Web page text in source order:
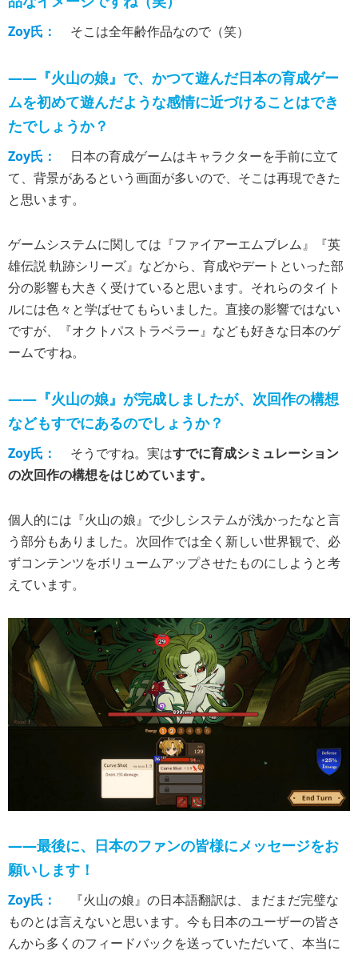
Zoy氏： そこは全年齢作品なので（笑）
――『火山の娘』で、かつて遊んだ日本の育成ゲー
ムを初めて遊んだような感情に近づけることはでき
たでしょうか？
Zoy氏：
日本の育成ゲームはキャラクターを手前に立て
て、背景があるという画面が多いので、そこは再現できた
と思います。
ゲームシステムに関しては『ファイアーエムブレム』『英
雄伝説 軌跡シリーズ』などから、育成やデートといった部
分の影響も大きく受けていると思います。それらのタイト
ルには色々と学ばせてもらいました。直接の影響ではない
ですが、『オクトパストラベラー』なども好きな日本のゲ
ームですね。
――『火山の娘』が完成しましたが、次回作の構想
などもすでにあるのでしょうか？
Zoy氏： そうですね。実はすでに育成シミュレーション
の次回作の構想をはじめています。
個人的には『火山の娘』で少しシステムが浅かったなと言
う部分もありました。次回作では全く新しい世界観で、必
ずコンテンツをボリュームアップさせたものにしようと考
えています。
――最後に、日本のファンの皆様にメッセージをお
願いします！
Zoy氏：
『火山の娘』の日本語翻訳は、まだまだ完璧な
ものとは言えないと思います。今も日本のユーザーの皆さ
んから多くのフィードバックを送っていただいて、本当に